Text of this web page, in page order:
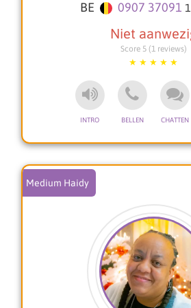
jouw levenspad.
veel liefs, Sharon
BE 0907 37091
Score 5 (1 reviews)
Medium Haidy